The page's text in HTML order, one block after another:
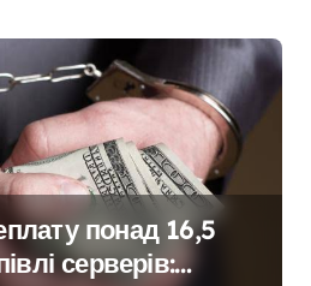
понад 16,5
серверів: